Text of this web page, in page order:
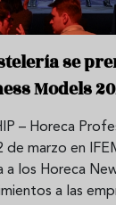
se
Models
– Horeca
marzo en
los Horeca
a las